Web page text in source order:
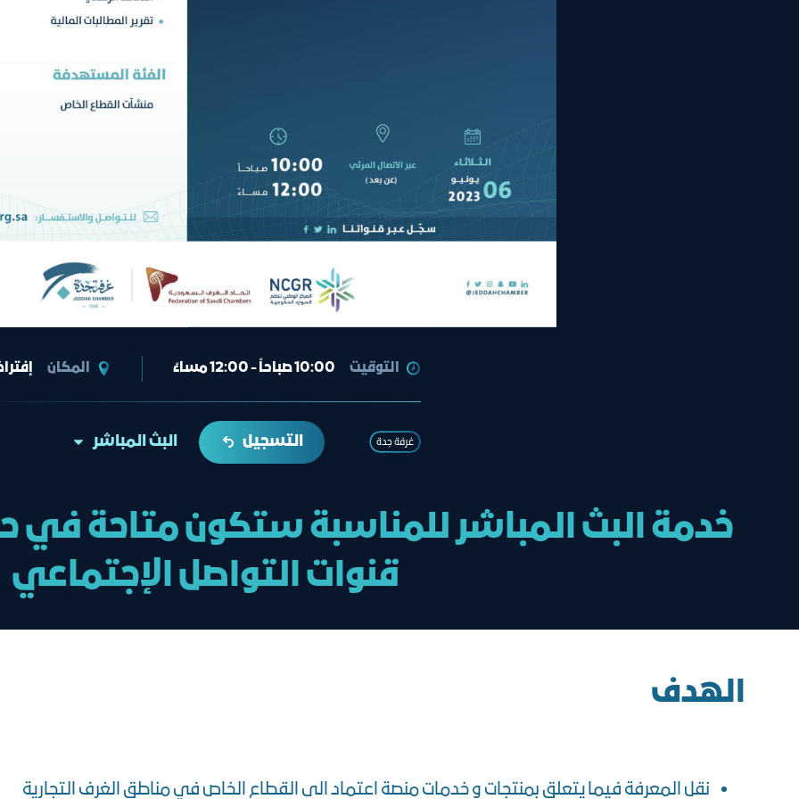
التوقيت 10:00 صباحاً - 12:00 مساءً المكان
غرفة جدة التسجيل البث المباشر
خدمة البث المباشر للمناسبة ستكون متاحة في
قنوات التواصل الإجتماعي
الهدف
نقل المعرفة فيما يتعلق بمنتجات و خدمات منصة اعتماد الى القطاع الخاص في مناطق الغرف التجارية